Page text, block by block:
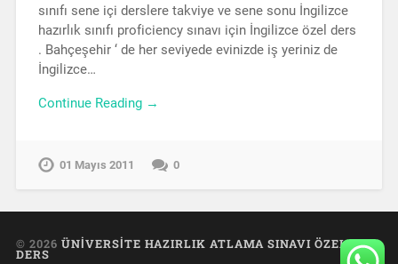
sınıfı sene içi derslere takviye ve sene sonu İngilizce
hazırlık sınıfı proficiency sınavı için İngilizce özel ders
. Bahçeşehir ‘ de her seviyede evinizde iş yeriniz de
İngilizce…
Continue Reading →
01 Mayıs 2011 0
© 2026 ÜNIVERSITE HAZIRLIK ATLAMA SINAVI ÖZEL
DERS